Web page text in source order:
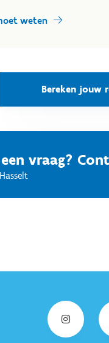
weten
Bereken jouw
vraag?